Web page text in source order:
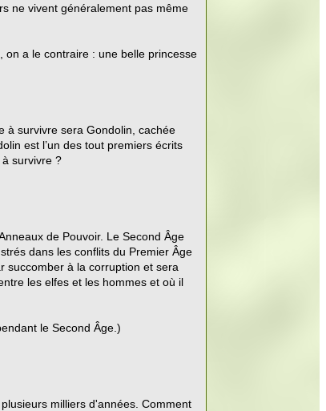
ne vivent généralement pas même
on a le contraire : une belle princesse
à survivre sera Gondolin, cachée
est l’un des tout premiers écrits
survivre ?
de Pouvoir. Le Second Âge
dans les conflits du Premier Âge
succomber à la corruption et sera
les elfes et les hommes et où il
le Second Âge.)
milliers d'années. Comment